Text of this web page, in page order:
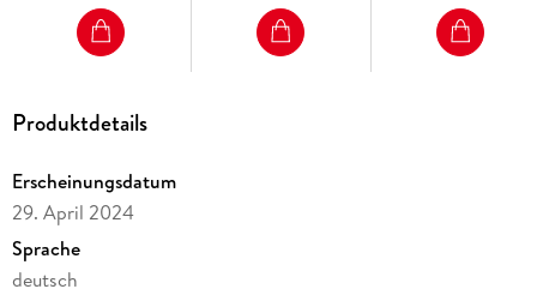
Produktdetails
Erscheinungsdatum
29. April 2024
Sprache
deutsch